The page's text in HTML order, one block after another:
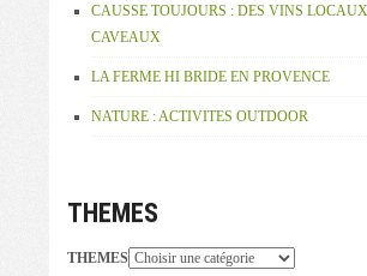
CAUSSE TOUJOURS : DES VINS
CAVEAUX
LA FERME HI BRIDE EN PROVENCE
NATURE : ACTIVITES OUTDOOR
THEMES
THEMES